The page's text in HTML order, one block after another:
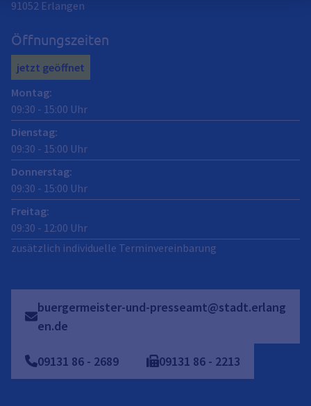
91052 Erlangen
Öffnungszeiten
jetzt geöffnet
Montag:
09:30 - 15:00 Uhr
Dienstag:
09:30 - 15:00 Uhr
Donnerstag:
09:30 - 15:00 Uhr
Freitag:
09:30 - 12:00 Uhr
zusätzlich individuelle Terminvereinbarung
buergermeister-und-presseamt@stadt.erlang
en.de
09131 86 - 2689 09131 86 - 2213